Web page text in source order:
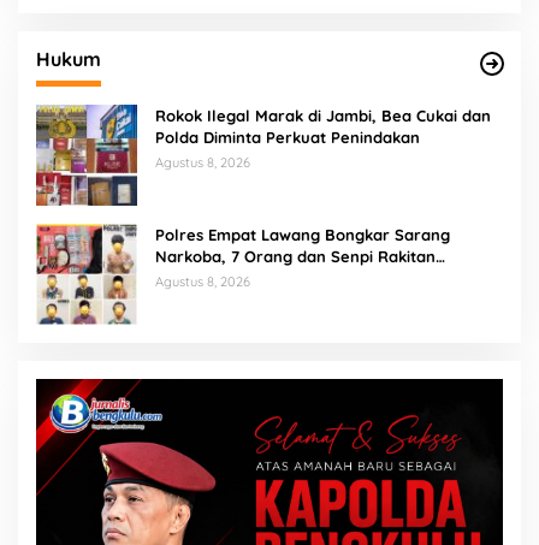
Hukum
Rokok Ilegal Marak di Jambi, Bea Cukai dan
Polda Diminta Perkuat Penindakan
Agustus 8, 2026
Polres Empat Lawang Bongkar Sarang
Narkoba, 7 Orang dan Senpi Rakitan
Diamankan
Agustus 8, 2026